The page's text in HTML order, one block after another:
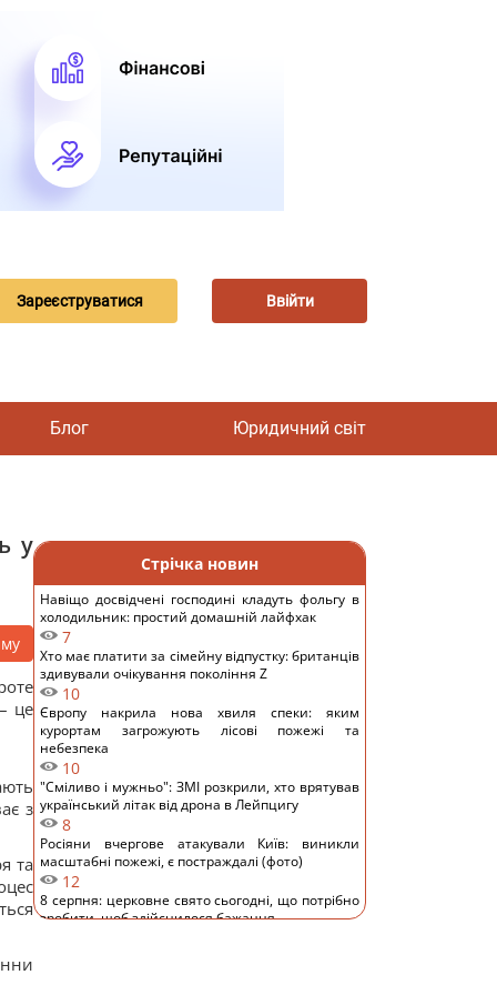
Зареєструватися Ввійти
Блог Юридичний світ
у
це
з
та
Стрічка новин
Навіщо досвідчені господині кладуть фольгу в
холодильник: простий домашній лайфхак
7
Хто має платити за сімейну відпустку: британців
здивували очікування покоління Z
10
Європу накрила нова хвиля спеки: яким
курортам загрожують лісові пожежі та
небезпека
10
"Сміливо і мужньо": ЗМІ розкрили, хто врятував
український літак від дрона в Лейпцигу
8
Росіяни вчергове атакували Київ: виникли
масштабні пожежі, є постраждалі (фото)
12
8 серпня: церковне свято сьогодні, що потрібно
зробити, щоб здійснилося бажання